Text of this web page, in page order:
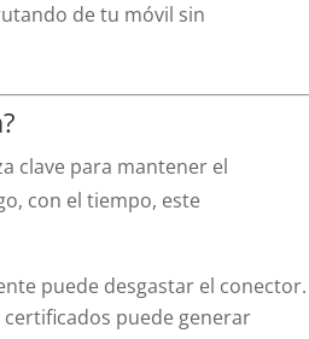
de tu móvil sin
clave para mantener el
con el tiempo, este
puede desgastar el conector.
certificados puede generar